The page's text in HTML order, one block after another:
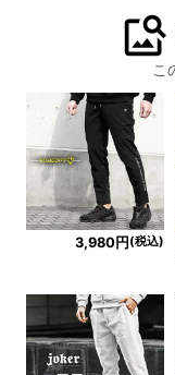
image_search
こ
3,980円 (税込)